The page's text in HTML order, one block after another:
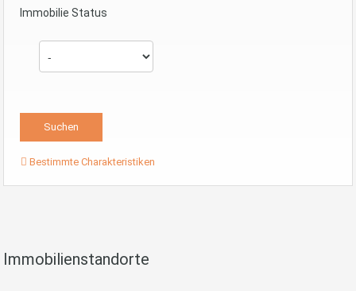
Immobilie Status
Bestimmte Charakteristiken
Immobilienstandorte